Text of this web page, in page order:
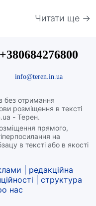
Читати ще →
без отримання
розміщення в тексті
- Терен.
прямого,
на
в тексті або в якості
+380684276800
info@teren.in.ua
редакційна
структура
нас